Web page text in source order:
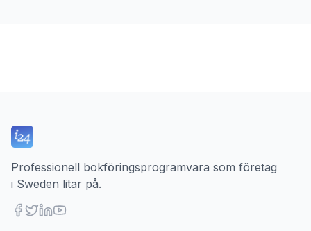
Professionell bokföringsprogramvara som företag
i Sweden litar på.